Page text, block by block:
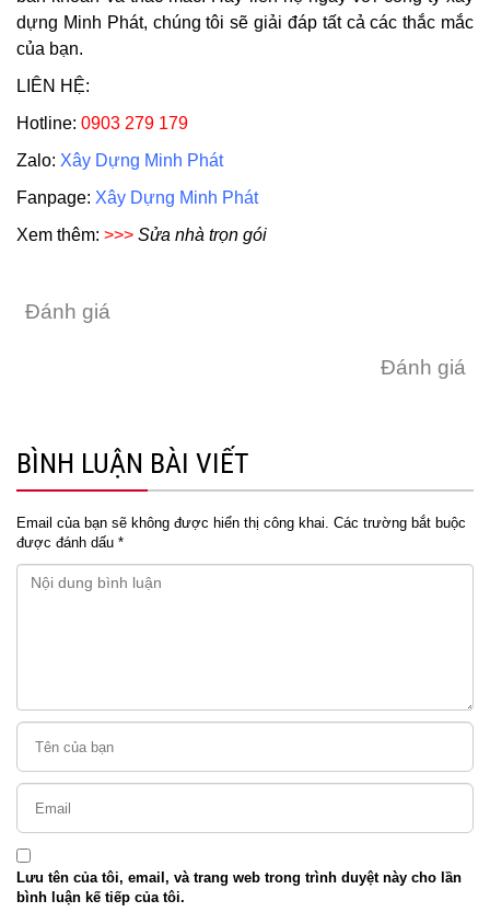
dựng Minh Phát, chúng tôi sẽ giải đáp tất cả các thắc mắc
của bạn.
LIÊN HỆ:
Hotline: 0903 279 179
Zalo: Xây Dựng Minh Phát
Fanpage: Xây Dựng Minh Phát
Xem thêm: >>> Sửa nhà trọn gói
Đánh giá
Đánh giá
BÌNH LUẬN BÀI VIẾT
Email của bạn sẽ không được hiển thị công khai. Các trường bắt buộc
được đánh dấu *
Lưu tên của tôi, email, và trang web trong trình duyệt này cho lần
bình luận kế tiếp của tôi.